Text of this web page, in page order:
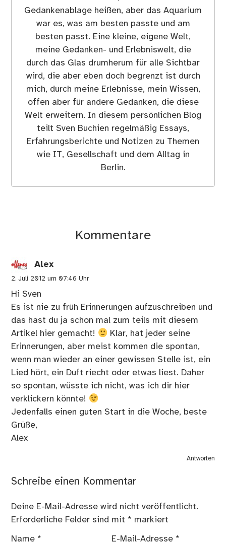
Gedankenablage heißen, aber das Aquarium
war es, was am besten passte und am
besten passt. Eine kleine, eigene Welt,
meine Gedanken- und Erlebniswelt, die
durch das Glas drumherum für alle Sichtbar
wird, die aber eben doch begrenzt ist durch
mich, durch meine Erlebnisse, mein Wissen,
offen aber für andere Gedanken, die diese
Welt erweitern. In diesem persönlichen Blog
teilt Sven Buchien regelmäßig Essays,
Erfahrungsberichte und Notizen zu Themen
wie IT, Gesellschaft und dem Alltag in
Berlin.
Kommentare
Alex
2. Juli 2012 um 07:46 Uhr
Hi Sven
Es ist nie zu früh Erinnerungen aufzuschreiben und
das hast du ja schon mal zum teils mit diesem
Artikel hier gemacht!
Klar, hat jeder seine
Erinnerungen, aber meist kommen die spontan,
wenn man wieder an einer gewissen Stelle ist, ein
Lied hört, ein Duft riecht oder etwas liest. Daher
so spontan, wüsste ich nicht, was ich dir hier
verklickern könnte!
Jedenfalls einen guten Start in die Woche, beste
Grüße,
Alex
Antworten
Schreibe einen Kommentar
Deine E-Mail-Adresse wird nicht veröffentlicht.
Erforderliche Felder sind mit * markiert
Name * E-Mail-Adresse *